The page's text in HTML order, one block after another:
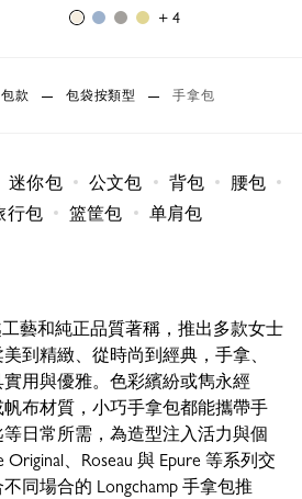
+ 4
包款 包袋按類型 手拿包
迷你包 公文包 背包
腰包
行包 篮筐包 单肩包
工藝和純正品質著稱，推出多款女士
到精緻、從時尚到經典，手拿、
用與優雅。色彩繽紛或雋永經
布材質，小巧手拿包都能攜帶手
日常所需，為造型注入活力與個
Original、Roseau 與 Epure 等系列交
同場合的 Longchamp 手拿包推